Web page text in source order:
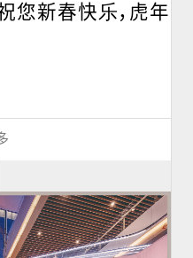
您新春快乐，虎年